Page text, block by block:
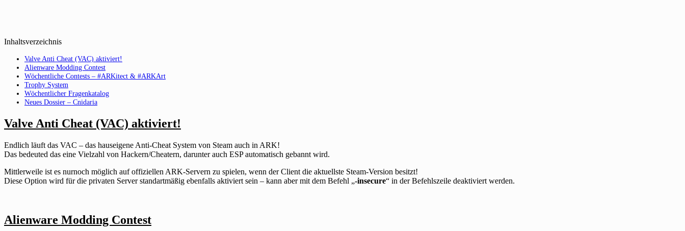
Inhaltsverzeichnis
Valve Anti Cheat (VAC) aktiviert!
Alienware Modding Contest
Wöchentliche Contests – #ARKitect & #ARKArt
Trophy System
Wöchentlicher Fragenkatalog
Neues Dossier – Cnidaria
Valve Anti Cheat (VAC) aktiviert!
Endlich läuft das VAC – das hauseigene Anti-Cheat System von Steam auch in ARK!
Das bedeuted das eine Vielzahl von Hackern/Cheatern, darunter auch ESP automatisch gebannt wird.
Mittlerweile ist es nurnoch möglich auf offiziellen ARK-Servern zu spielen, wenn der Client die aktuellste Steam-Version besitzt!
Diese Option wird für die privaten Server standartmäßig ebenfalls aktiviert sein – kann aber mit dem Befehl „-insecure“ in der Befehlszeile deaktiviert werden.
Alienware Modding Contest